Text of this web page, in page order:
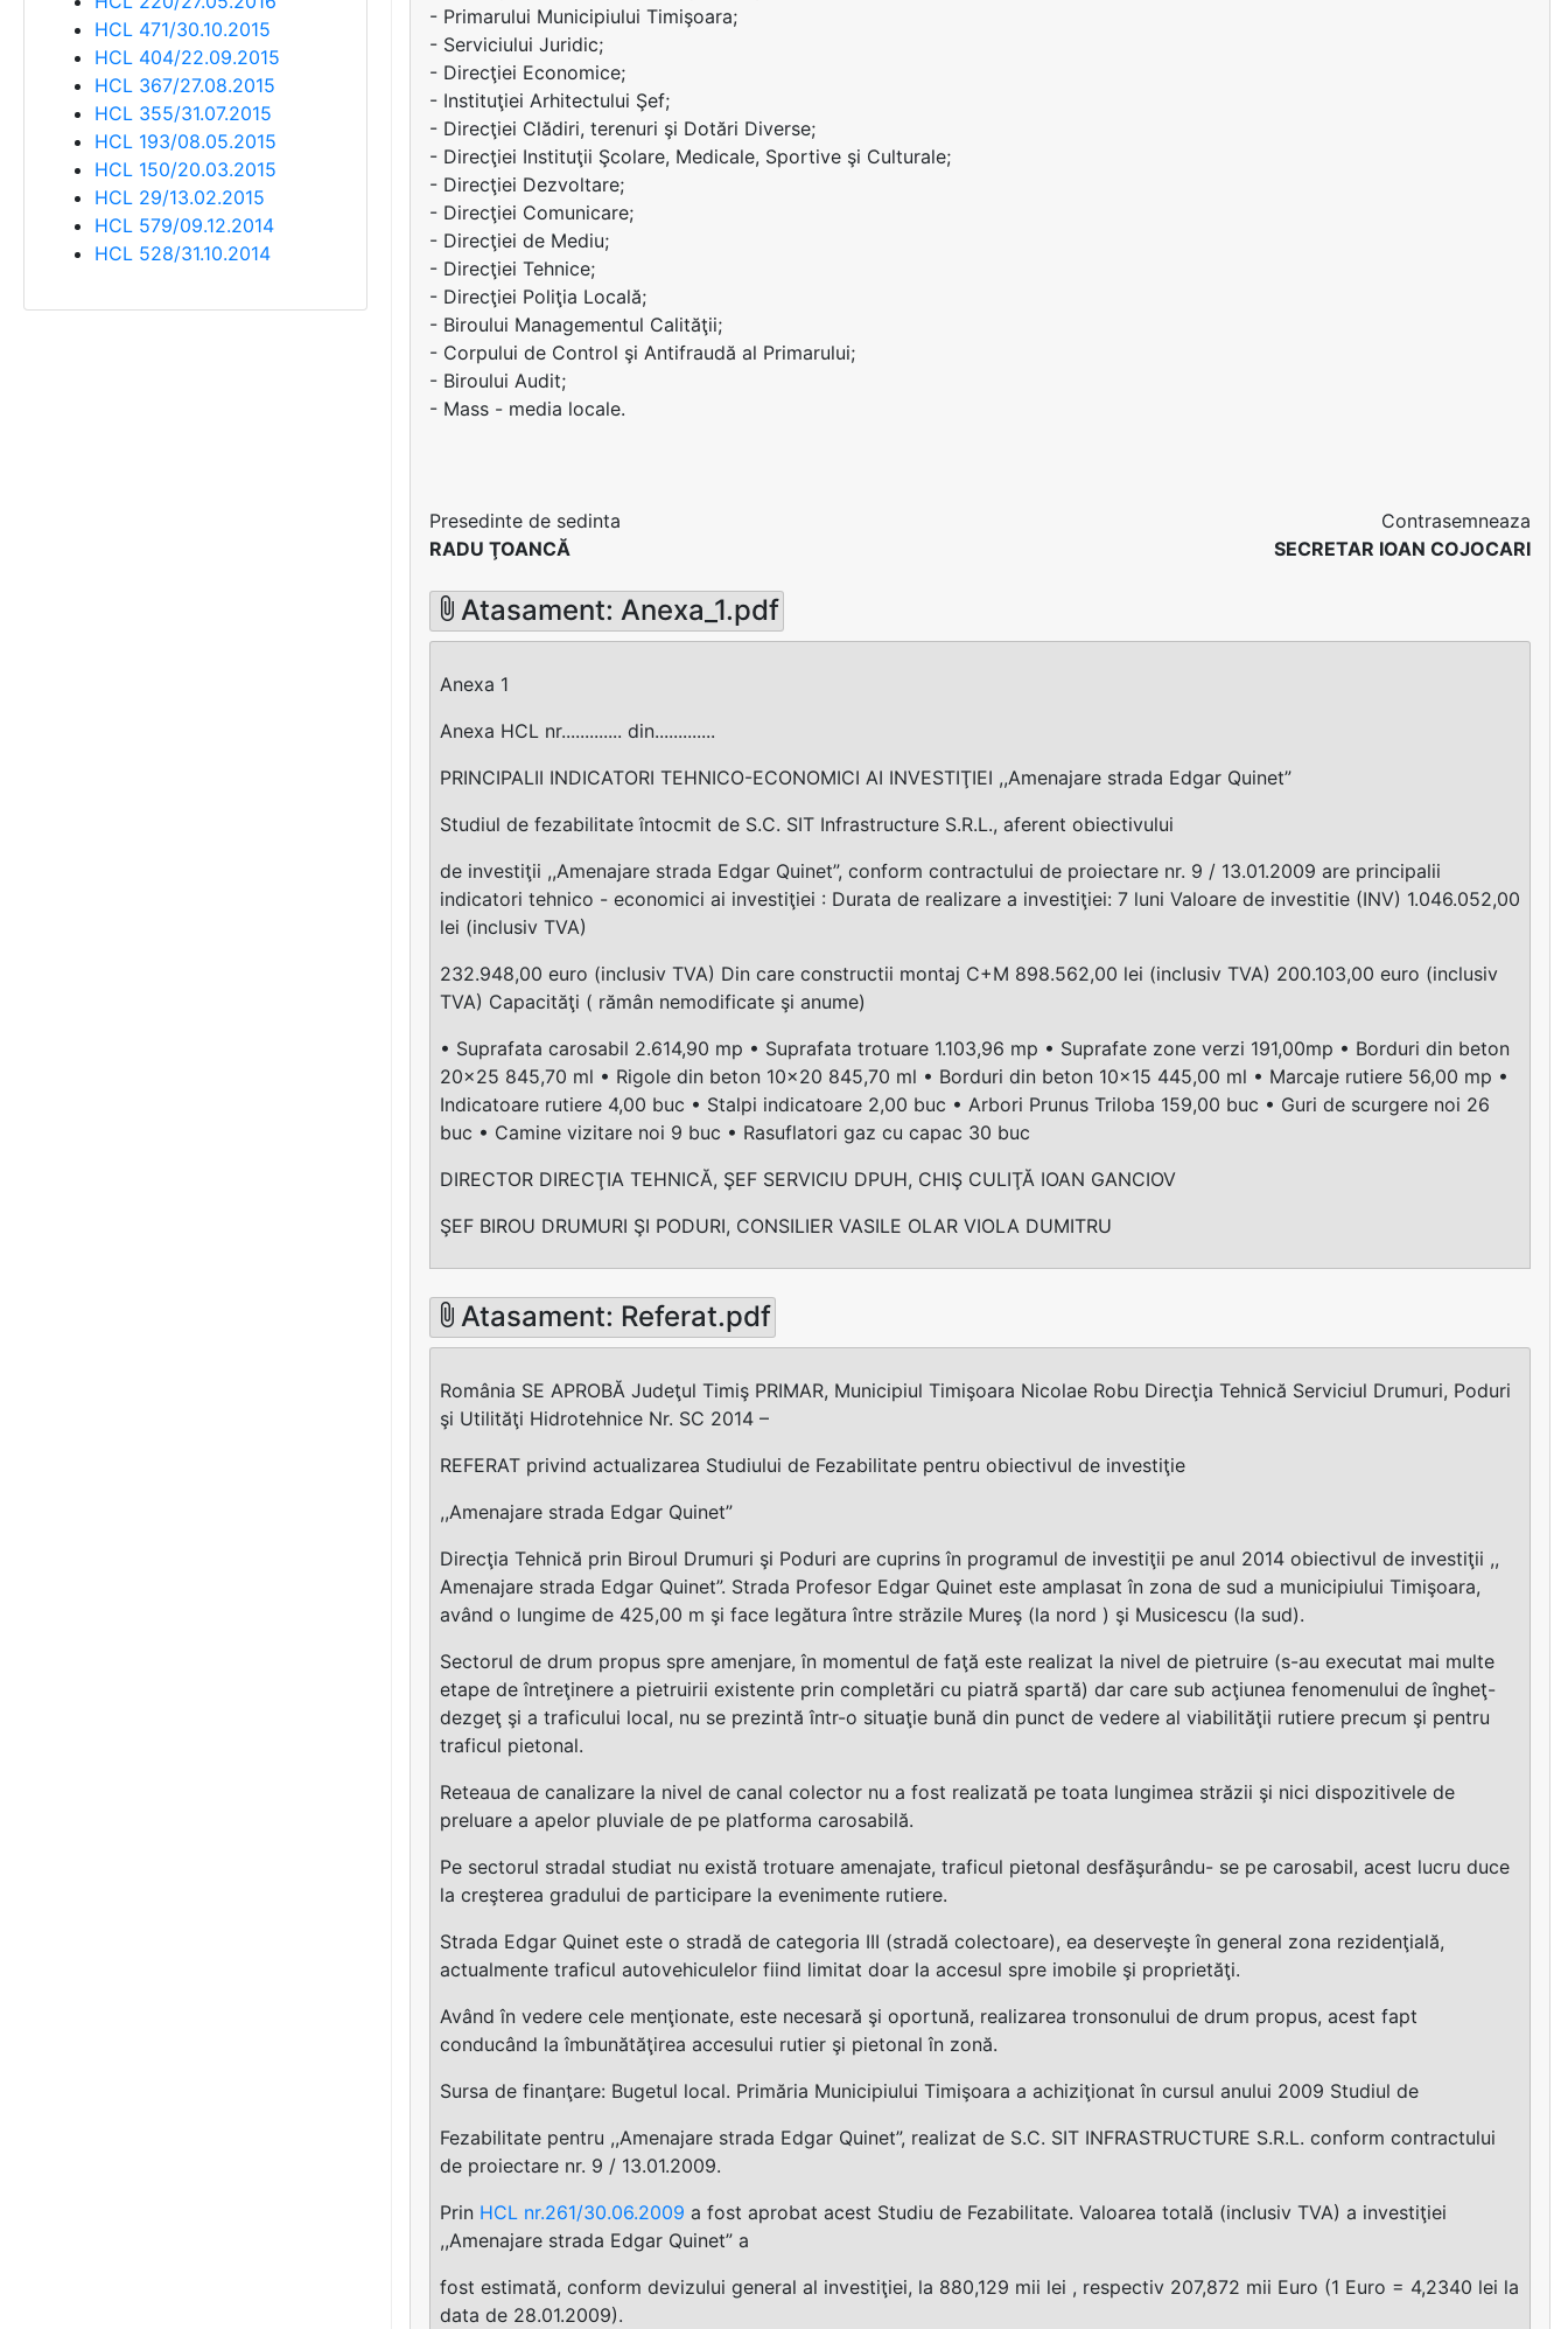
HCL 471/30.10.2015
HCL 404/22.09.2015
HCL 367/27.08.2015
HCL 355/31.07.2015
HCL 193/08.05.2015
HCL 150/20.03.2015
HCL 29/13.02.2015
HCL 579/09.12.2014
HCL 528/31.10.2014
- Primarului Municipiului Timişoara;
- Serviciului Juridic;
- Direcţiei Economice;
- Instituţiei Arhitectului Şef;
- Direcţiei Clădiri, terenuri şi Dotări Diverse;
- Direcţiei Instituţii Şcolare, Medicale, Sportive şi Culturale;
- Direcţiei Dezvoltare;
- Direcţiei Comunicare;
- Direcţiei de Mediu;
- Direcţiei Tehnice;
- Direcţiei Poliţia Locală;
- Biroului Managementul Calităţii;
- Corpului de Control şi Antifraudă al Primarului;
- Biroului Audit;
- Mass - media locale.
Presedinte de sedinta
RADU ŢOANCĂ
Contrasemneaza
SECRETAR IOAN COJOCARI
Atasament: Anexa_1.pdf
Anexa 1
Anexa HCL nr............. din.............
PRINCIPALII INDICATORI TEHNICO-ECONOMICI AI INVESTIŢIEI ,,Amenajare strada Edgar Quinet”
Studiul de fezabilitate întocmit de S.C. SIT Infrastructure S.R.L., aferent obiectivului
de investiţii ,,Amenajare strada Edgar Quinet”, conform contractului de proiectare nr. 9 / 13.01.2009 are principalii
indicatori tehnico - economici ai investiţiei : Durata de realizare a investiţiei: 7 luni Valoare de investitie (INV) 1.046.052,00
lei (inclusiv TVA)
232.948,00 euro (inclusiv TVA) Din care constructii montaj C+M 898.562,00 lei (inclusiv TVA) 200.103,00 euro (inclusiv
TVA) Capacităţi ( rămân nemodificate şi anume)
• Suprafata carosabil 2.614,90 mp • Suprafata trotuare 1.103,96 mp • Suprafate zone verzi 191,00mp • Borduri din beton
20x25 845,70 ml • Rigole din beton 10x20 845,70 ml • Borduri din beton 10x15 445,00 ml • Marcaje rutiere 56,00 mp •
Indicatoare rutiere 4,00 buc • Stalpi indicatoare 2,00 buc • Arbori Prunus Triloba 159,00 buc • Guri de scurgere noi 26
buc • Camine vizitare noi 9 buc • Rasuflatori gaz cu capac 30 buc
DIRECTOR DIRECŢIA TEHNICĂ, ŞEF SERVICIU DPUH, CHIŞ CULIŢĂ IOAN GANCIOV
ŞEF BIROU DRUMURI ŞI PODURI, CONSILIER VASILE OLAR VIOLA DUMITRU
Atasament: Referat.pdf
România SE APROBĂ Judeţul Timiş PRIMAR, Municipiul Timişoara Nicolae Robu Direcţia Tehnică Serviciul Drumuri, Poduri
şi Utilităţi Hidrotehnice Nr. SC 2014 –
REFERAT privind actualizarea Studiului de Fezabilitate pentru obiectivul de investiţie
,,Amenajare strada Edgar Quinet”
Direcţia Tehnică prin Biroul Drumuri şi Poduri are cuprins în programul de investiţii pe anul 2014 obiectivul de investiţii ,,
Amenajare strada Edgar Quinet”. Strada Profesor Edgar Quinet este amplasat în zona de sud a municipiului Timişoara,
având o lungime de 425,00 m şi face legătura între străzile Mureş (la nord ) şi Musicescu (la sud).
Sectorul de drum propus spre amenjare, în momentul de faţă este realizat la nivel de pietruire (s-au executat mai multe
etape de întreţinere a pietruirii existente prin completări cu piatră spartă) dar care sub acţiunea fenomenului de îngheţ-
dezgeţ şi a traficului local, nu se prezintă într-o situaţie bună din punct de vedere al viabilităţii rutiere precum şi pentru
traficul pietonal.
Reteaua de canalizare la nivel de canal colector nu a fost realizată pe toata lungimea străzii şi nici dispozitivele de
preluare a apelor pluviale de pe platforma carosabilă.
Pe sectorul stradal studiat nu există trotuare amenajate, traficul pietonal desfăşurându- se pe carosabil, acest lucru duce
la creşterea gradului de participare la evenimente rutiere.
Strada Edgar Quinet este o stradă de categoria III (stradă colectoare), ea deserveşte în general zona rezidenţială,
actualmente traficul autovehiculelor fiind limitat doar la accesul spre imobile şi proprietăţi.
Având în vedere cele menţionate, este necesară şi oportună, realizarea tronsonului de drum propus, acest fapt
conducând la îmbunătăţirea accesului rutier şi pietonal în zonă.
Sursa de finanţare: Bugetul local. Primăria Municipiului Timişoara a achiziţionat în cursul anului 2009 Studiul de
Fezabilitate pentru ,,Amenajare strada Edgar Quinet”, realizat de S.C. SIT INFRASTRUCTURE S.R.L. conform contractului
de proiectare nr. 9 / 13.01.2009.
Prin HCL nr.261/30.06.2009 a fost aprobat acest Studiu de Fezabilitate. Valoarea totală (inclusiv TVA) a investiţiei
,,Amenajare strada Edgar Quinet” a
fost estimată, conform devizului general al investiţiei, la 880,129 mii lei , respectiv 207,872 mii Euro (1 Euro = 4,2340 lei la
data de 28.01.2009).